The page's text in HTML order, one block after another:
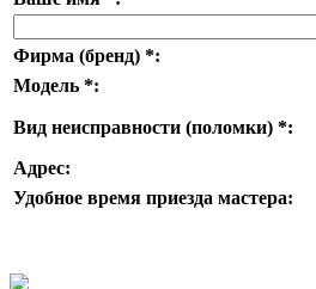
Фирма (бренд) *:
Модель *:
Вид неисправности (поломки) *:
Адрес:
Удобное время приезда мастера: